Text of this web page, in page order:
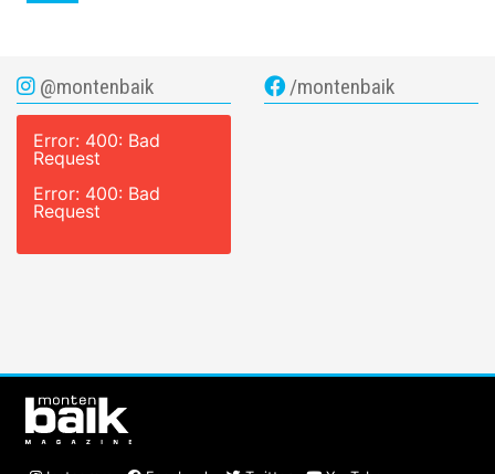
@montenbaik
Error: 400: Bad
Request
Error: 400: Bad
Request
/montenbaik